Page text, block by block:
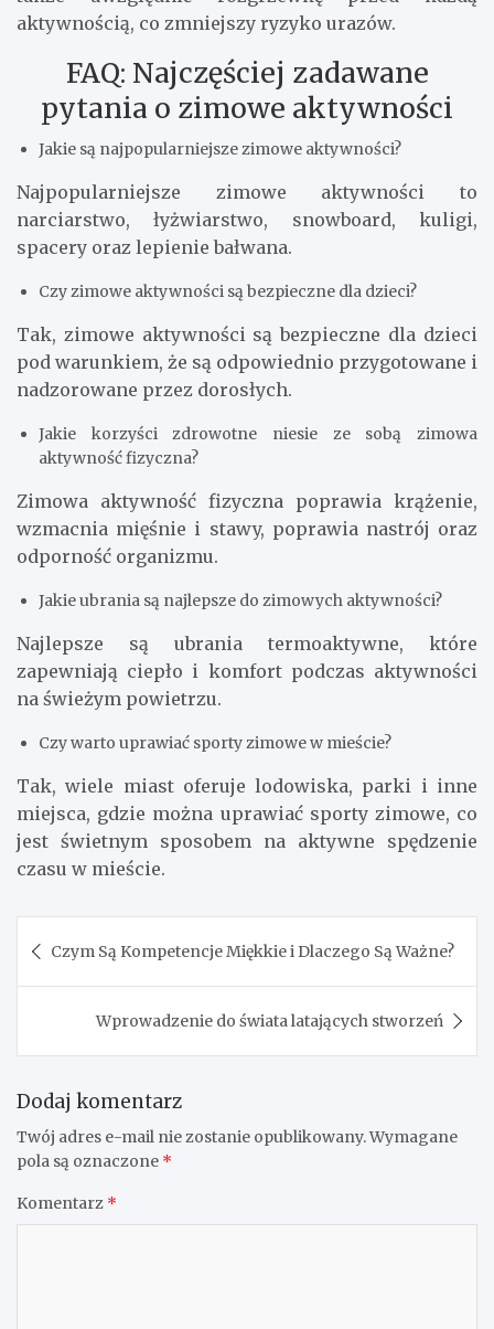
aktywności?
Przed rozpoczęciem zimowych aktywności warto
odpowiednio się przygotować, aby uniknąć
kontuzji i cieszyć się pełnią wrażeń. Kluczowe jest
dobranie odpowiedniej odzieży i obuwia, które
zapewnią komfort i bezpieczeństwo.
Dobrym pomysłem jest także rozpoczęcie od
prostszych form aktywności, aby stopniowo
zwiększać intensywność i trudność ćwiczeń. Warto
także uwzględnić rozgrzewkę przed każdą
aktywnością, co zmniejszy ryzyko urazów.
FAQ: Najczęściej zadawane
pytania o zimowe aktywności
Jakie są najpopularniejsze zimowe aktywności?
Najpopularniejsze zimowe aktywności to
narciarstwo, łyżwiarstwo, snowboard, kuligi,
spacery oraz lepienie bałwana.
Czy zimowe aktywności są bezpieczne dla dzieci?
Tak, zimowe aktywności są bezpieczne dla dzieci
pod warunkiem, że są odpowiednio przygotowane i
nadzorowane przez dorosłych.
Jakie korzyści zdrowotne niesie ze sobą zimowa
Zimowa aktywność fizyczna poprawia krążenie,
wzmacnia mięśnie i stawy, poprawia nastrój oraz
odporność organizmu.
Jakie ubrania są najlepsze do zimowych aktywności?
Najlepsze są ubrania termoaktywne, które
zapewniają ciepło i komfort podczas aktywności
na świeżym powietrzu.
Czy warto uprawiać sporty zimowe w mieście?
Tak, wiele miast oferuje lodowiska, parki i inne
miejsca, gdzie można uprawiać sporty zimowe, co
jest świetnym sposobem na aktywne spędzenie